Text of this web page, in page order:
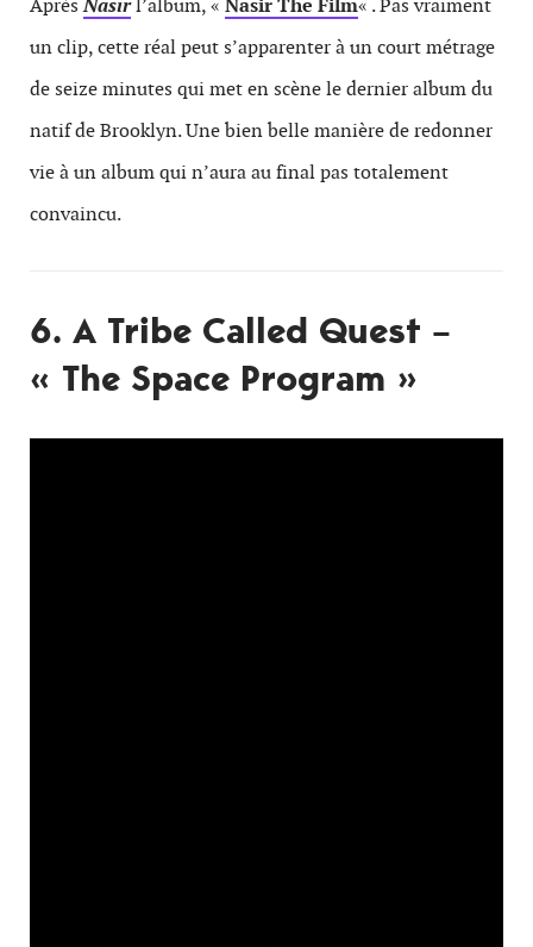
AprèsNasirl’album, « Nasir The Film« . Pas vraiment
un clip, cette réal peut s’apparenter à un court métrage
de seize minutes qui met en scène le dernier album du
natif de Brooklyn. Une bien belle manière de redonner
vie à un album qui n’aura au final pas totalement
convaincu.
6. A Tribe Called Quest –
« The Space Program »